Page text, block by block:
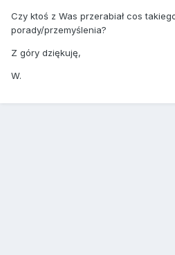
Czy ktoś z Was przerabiał cos
porady/przemyślenia?
Z góry dziękuję,
W.